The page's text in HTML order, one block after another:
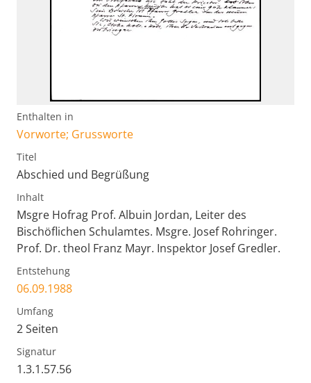
Enthalten in
Vorworte; Grussworte
Titel
Abschied und Begrüßung
Inhalt
Msgre Hofrag Prof. Albuin Jordan, Leiter des
Bischöflichen Schulamtes. Msgre. Josef Rohringer.
Prof. Dr. theol Franz Mayr. Inspektor Josef Gredler.
Entstehung
06.09.1988
Umfang
2 Seiten
Signatur
1.3.1.57.56